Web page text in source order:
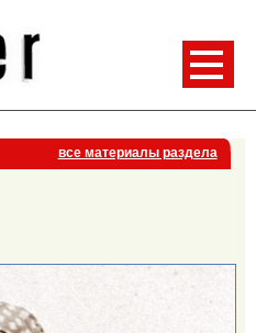
все материалы раздела